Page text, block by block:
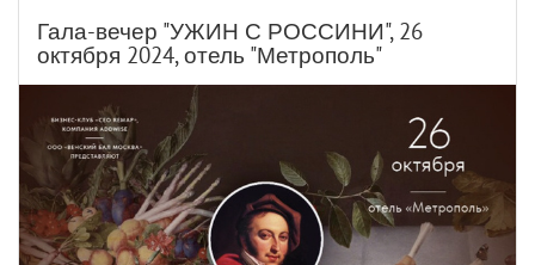
Гала-вечер "УЖИН С РОССИНИ", 26
октября 2024, отель "Метрополь"